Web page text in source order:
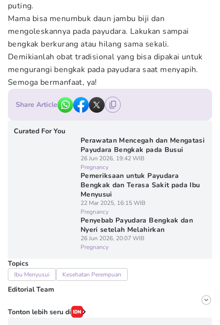
puting.
Mama bisa menumbuk daun jambu biji dan
mengoleskannya pada payudara. Lakukan sampai
bengkak berkurang atau hilang sama sekali.
Demikianlah obat tradisional yang bisa dipakai untuk
mengurangi bengkak pada payudara saat menyapih.
Semoga bermanfaat, ya!
Share Article
Curated For You
Perawatan Mencegah dan Mengatasi
Payudara Bengkak pada Busui
26 Jun 2026, 19:42 WIB
Pregnancy
Pemeriksaan untuk Payudara
Bengkak dan Terasa Sakit pada Ibu
Menyusui
22 Mar 2025, 16:15 WIB
Pregnancy
Penyebab Payudara Bengkak dan
Nyeri setelah Melahirkan
26 Jun 2026, 20:07 WIB
Pregnancy
Topics
Ibu Menyusui Kesehatan Perempuan
Editorial Team
Editor
Onic Metheany
Tonton lebih seru di